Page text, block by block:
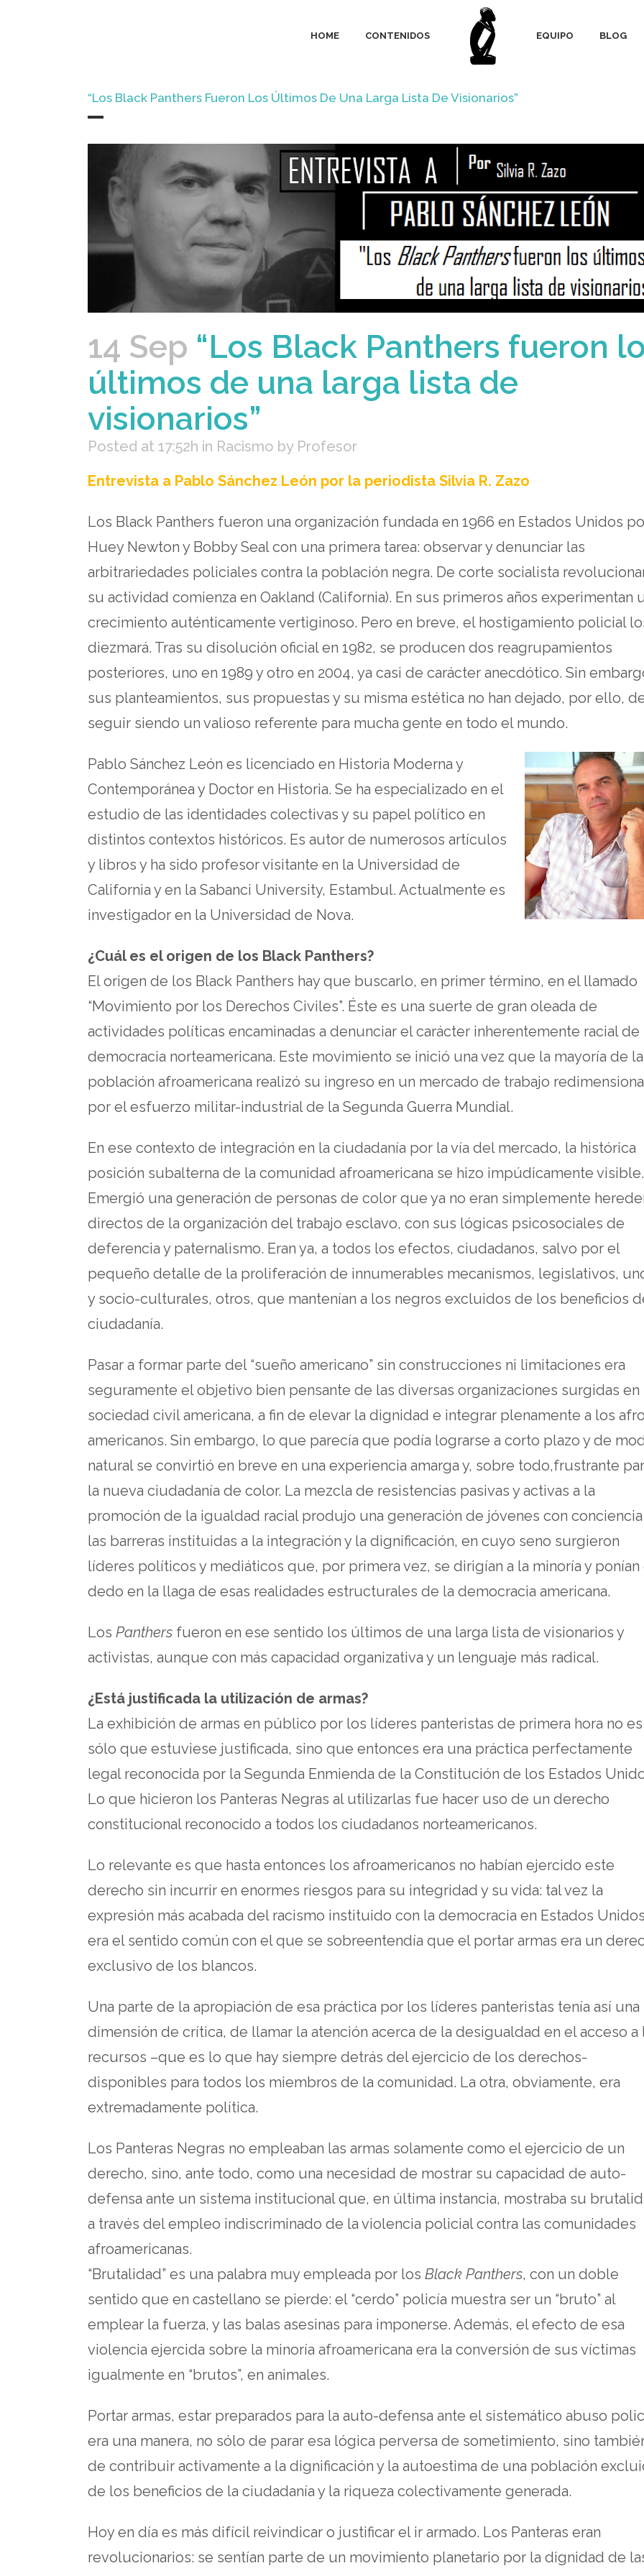
HOME CONTENIDOS EQUIPO BLOG
“Los Black Panthers Fueron Los Últimos De Una Larga Lista De Visionarios”
14 Sep “Los Black Panthers fueron
últimos de una larga lista de
visionarios”
Posted at 17:52h in Racismo by Profesor
Entrevista a Pablo Sánchez León por la periodista Silvia R. Zazo
Los Black Panthers fueron una organización fundada en 1966 en Estados Unidos
Huey Newton y Bobby Seal con una primera tarea: observar y denunciar las
arbitrariedades policiales contra la población negra. De corte socialista
su actividad comienza en Oakland (California). En sus primeros años experimentan
crecimiento auténticamente vertiginoso. Pero en breve, el hostigamiento policial
diezmará. Tras su disolución oficial en 1982, se producen dos reagrupamientos
posteriores, uno en 1989 y otro en 2004, ya casi de carácter anecdótico. Sin
sus planteamientos, sus propuestas y su misma estética no han dejado, por ello,
seguir siendo un valioso referente para mucha gente en todo el mundo.
Pablo Sánchez León es licenciado en Historia Moderna y
Contemporánea y Doctor en Historia. Se ha especializado en el
estudio de las identidades colectivas y su papel político en
distintos contextos históricos. Es autor de numerosos artículos
y libros y ha sido profesor visitante en la Universidad de
California y en la Sabanci University, Estambul. Actualmente es
investigador en la Universidad de Nova.
¿Cuál es el origen de los Black Panthers?
El origen de los Black Panthers hay que buscarlo, en primer término, en el llamado
“Movimiento por los Derechos Civiles”. Éste es una suerte de gran oleada de
actividades políticas encaminadas a denunciar el carácter inherentemente racial de
democracia norteamericana. Este movimiento se inició una vez que la mayoría de la
población afroamericana realizó su ingreso en un mercado de trabajo
por el esfuerzo militar-industrial de la Segunda Guerra Mundial.
En ese contexto de integración en la ciudadanía por la vía del mercado, la histórica
posición subalterna de la comunidad afroamericana se hizo impúdicamente visible.
Emergió una generación de personas de color que ya no eran simplemente
directos de la organización del trabajo esclavo, con sus lógicas psicosociales de
deferencia y paternalismo. Eran ya, a todos los efectos, ciudadanos, salvo por el
pequeño detalle de la proliferación de innumerables mecanismos, legislativos,
y socio-culturales, otros, que mantenían a los negros excluidos de los beneficios
ciudadanía.
Pasar a formar parte del “sueño americano” sin construcciones ni limitaciones era
seguramente el objetivo bien pensante de las diversas organizaciones surgidas en
sociedad civil americana, a fin de elevar la dignidad e integrar plenamente a los
americanos. Sin embargo, lo que parecía que podía lograrse a corto plazo y de
natural se convirtió en breve en una experiencia amarga y, sobre todo,frustrante
la nueva ciudadanía de color. La mezcla de resistencias pasivas y activas a la
promoción de la igualdad racial produjo una generación de jóvenes con
las barreras instituidas a la integración y la dignificación, en cuyo seno surgieron
líderes políticos y mediáticos que, por primera vez, se dirigían a la minoría y ponían
dedo en la llaga de esas realidades estructurales de la democracia americana.
Los Panthers fueron en ese sentido los últimos de una larga lista de visionarios y
activistas, aunque con más capacidad organizativa y un lenguaje más radical.
¿Está justificada la utilización de armas?
La exhibición de armas en público por los líderes panteristas de primera hora no es
sólo que estuviese justificada, sino que entonces era una práctica perfectamente
legal reconocida por la Segunda Enmienda de la Constitución de los Estados
Lo que hicieron los Panteras Negras al utilizarlas fue hacer uso de un derecho
constitucional reconocido a todos los ciudadanos norteamericanos.
Lo relevante es que hasta entonces los afroamericanos no habían ejercido este
derecho sin incurrir en enormes riesgos para su integridad y su vida: tal vez la
expresión más acabada del racismo instituido con la democracia en Estados
era el sentido común con el que se sobreentendía que el portar armas era un
exclusivo de los blancos.
Una parte de la apropiación de esa práctica por los líderes panteristas tenía así una
dimensión de crítica, de llamar la atención acerca de la desigualdad en el acceso a
recursos –que es lo que hay siempre detrás del ejercicio de los derechos-
disponibles para todos los miembros de la comunidad. La otra, obviamente, era
extremadamente política.
Los Panteras Negras no empleaban las armas solamente como el ejercicio de un
derecho, sino, ante todo, como una necesidad de mostrar su capacidad de auto-
defensa ante un sistema institucional que, en última instancia, mostraba su
a través del empleo indiscriminado de la violencia policial contra las comunidades
afroamericanas.
“Brutalidad” es una palabra muy empleada por los Black Panthers, con un doble
sentido que en castellano se pierde: el “cerdo” policía muestra ser un “bruto” al
emplear la fuerza, y las balas asesinas para imponerse. Además, el efecto de esa
violencia ejercida sobre la minoría afroamericana era la conversión de sus víctimas
igualmente en “brutos”, en animales.
Portar armas, estar preparados para la auto-defensa ante el sistemático abuso
era una manera, no sólo de parar esa lógica perversa de sometimiento, sino
de contribuir activamente a la dignificación y la autoestima de una población
de los beneficios de la ciudadanía y la riqueza colectivamente generada.
Hoy en día es más difícil reivindicar o justificar el ir armado. Los Panteras eran
revolucionarios: se sentían parte de un movimiento planetario por la dignidad de